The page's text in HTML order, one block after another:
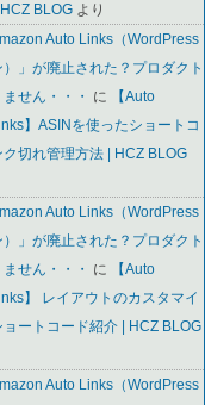
BLOG より
Auto Links（WordPress
」が廃止された？プロダクト
せん・・・
に
【Auto
】ASINを使ったショートコ
ク切れ管理方法 | HCZ BLOG
Auto Links（WordPress
」が廃止された？プロダクト
せん・・・
に
【Auto
】 レイアウトのカスタマイ
ョートコード紹介 | HCZ BLOG
Auto Links（WordPress